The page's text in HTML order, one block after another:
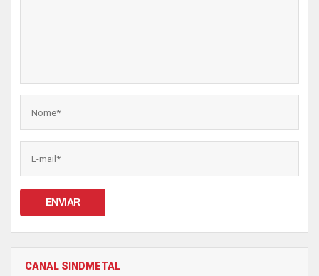
ENVIAR
CANAL SINDMETAL